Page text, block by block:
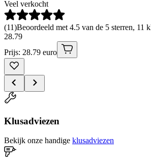
Veel verkocht
(11)Beoordeeld met 4.5 van de 5 sterren, 11
28.79
Prijs: 28.79 euro
Klusadviezen
Bekijk onze handige klusadviezen